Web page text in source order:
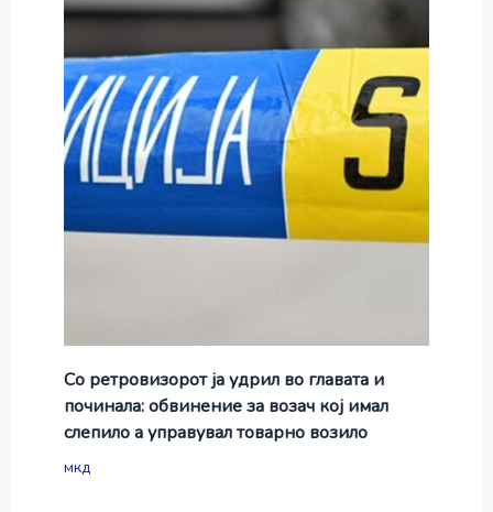
Со ретровизорот ја удрил во главата и
починала: обвинение за возач кој имал
слепило а управувал товарно возило
мкд